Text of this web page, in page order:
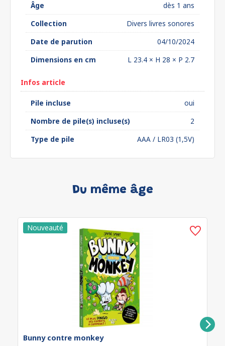
Âge
dès 1 ans
Collection
Divers livres sonores
Date de parution
04/10/2024
Dimensions en cm
L 23.4 × H 28 × P 2.7
Infos article
Pile incluse
oui
Nombre de pile(s) incluse(s)
2
Type de pile
AAA / LR03 (1,5V)
Du même âge
Bunny contre monkey